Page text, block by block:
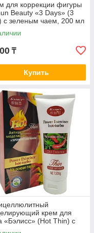
для коррекции фигуры
Beauty «3 Days» (3
с зеленым чаем, 200 мл
₸
Купить
крем для
«Бэлисс» (Hot Thin) с
перца